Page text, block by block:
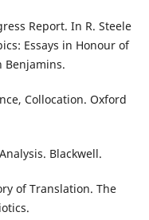
Report. In R. Steele
Essays in Honour of
Benjamins.
Collocation. Oxford
Blackwell.
of Translation. The